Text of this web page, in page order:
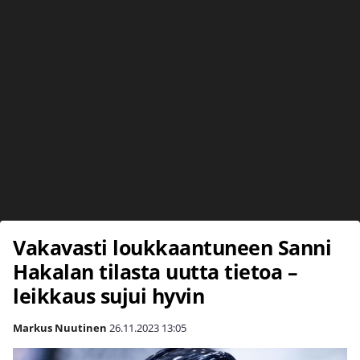
Vakavasti loukkaantuneen Sanni
Hakalan tilasta uutta tietoa –
leikkaus sujui hyvin
Markus Nuutinen 26.11.2023 13:05